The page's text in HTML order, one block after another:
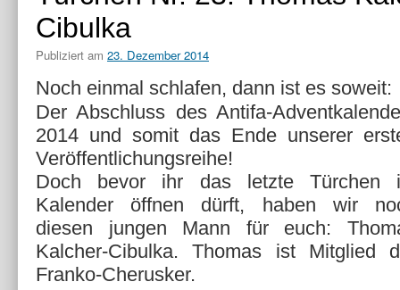
Cibulka
Publiziert am 23. Dezember 2014
Noch einmal schlafen, dann ist es soweit:
Der Abschluss des Antifa-
2014 und somit das Ende unserer
Veröffentlichungsreihe!
Doch bevor ihr das letzte Türchen
Kalender öffnen dürft, haben wir
diesen jungen Mann für euch:
Kalcher-Cibulka. Thomas ist Mitglied
Franko-Cherusker.